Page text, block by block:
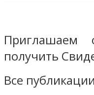
Приглашаем
получить
Все